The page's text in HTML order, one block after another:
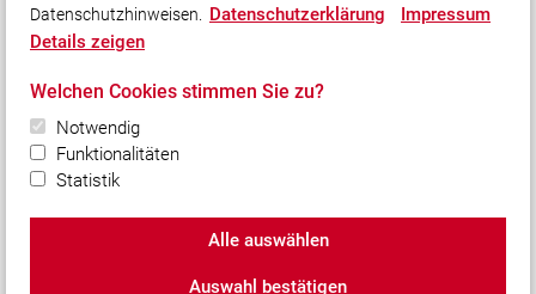
Social Media
Auch unterwegs immer auf dem Laufenden bleiben?
mit uns!
© 2026 Freiwillige Feuerwehr Bad Griesbach i. Rottal
Datenschutzhinweisen. Datenschutzerklärung
Impressum
Details zeigen
Welchen Cookies stimmen Sie zu?
Notwendig
Funktionalitäten
Statistik
Alle auswählen
Auswahl bestätigen